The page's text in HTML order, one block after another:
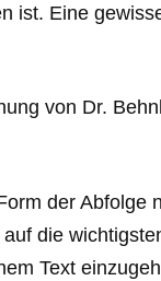
ist. Eine
von Dr.
der Abfolge
die
Text